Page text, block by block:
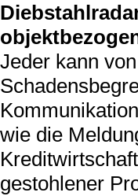
Jeder kann
wie die
gestohlener